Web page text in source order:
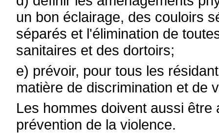
un bon éclairage, des couloirs
séparés et l'élimination de
sanitaires et des dortoirs;
e) prévoir, pour tous les
matière de discrimination et de
Les hommes doivent aussi
prévention de la violence.